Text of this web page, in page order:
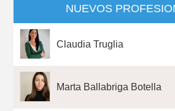
NUEVOS
Claudia Truglia
Marta Ballabriga Botella